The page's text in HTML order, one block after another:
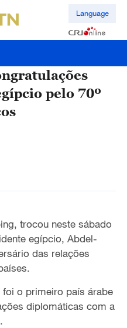
Language
pelo 70º
trocou neste sábado
egípcio, Abdel-
das relações
o primeiro país árabe
diplomáticas com a